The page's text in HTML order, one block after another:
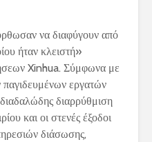
να διαφύγουν από
ήταν κλειστή»
Xinhua. Σύμφωνα με
παγιδευμένων εργατών
διαρρύθμιση
και οι στενές έξοδοι
διάσωσης,